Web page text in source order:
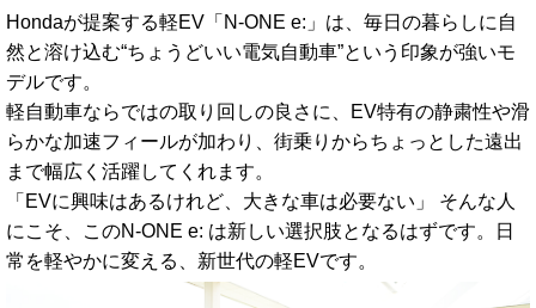
Hondaが提案する軽EV「N-ONE e:」は、毎日の暮らしに自
然と溶け込む“ちょうどいい電気自動車”という印象が強いモ
デルです。
軽自動車ならではの取り回しの良さに、EV特有の静粛性や滑
らかな加速フィールが加わり、街乗りからちょっとした遠出
まで幅広く活躍してくれます。
「EVに興味はあるけれど、大きな車は必要ない」 そんな人
にこそ、このN-ONE e: は新しい選択肢となるはずです。日
常を軽やかに変える、新世代の軽EVです。